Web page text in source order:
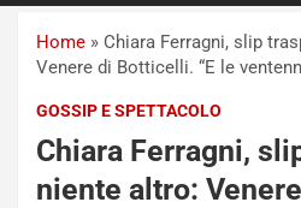
Home » Chiara Ferragni, slip
Venere di Botticelli. “E le
GOSSIP E SPETTACOLO
Chiara Ferragni,
niente altro: